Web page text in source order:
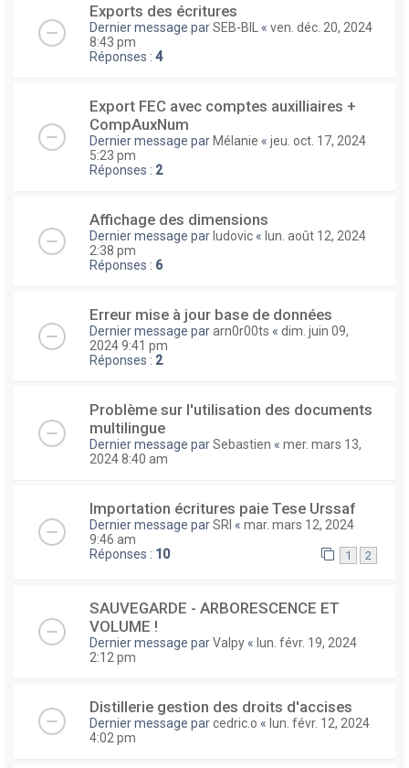
Exports des écritures
Dernier message parSEB-BIL « ven. déc. 20, 2024
8:43 pm
Réponses : 4
Export FEC avec comptes auxilliaires +
CompAuxNum
Dernier message par Mélanie « jeu. oct. 17, 2024
5:23 pm
Réponses : 2
Affichage des dimensions
Dernier message par ludovic « lun. août 12, 2024
2:38 pm
Réponses : 6
Erreur mise à jour base de données
Dernier message pararn0r00ts « dim. juin 09,
2024 9:41 pm
Réponses : 2
Problème sur l'utilisation des documents
multilingue
Dernier message parSebastien « mer. mars 13,
2024 8:40 am
Importation écritures paie Tese Urssaf
Dernier message parSRI « mar. mars 12, 2024
9:46 am
Réponses : 10 1 2
SAUVEGARDE - ARBORESCENCE ET
VOLUME !
Dernier message parValpy « lun. févr. 19, 2024
2:12 pm
Distillerie gestion des droits d'accises
Dernier message parcedric.o « lun. févr. 12, 2024
4:02 pm